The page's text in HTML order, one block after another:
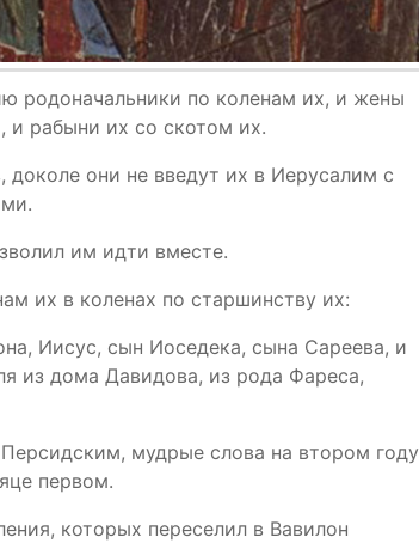
родоначальники по коленам их, и жены
и рабыни их со скотом их.
они не введут их в Иерусалим с
им идти вместе.
их в коленах по старшинству их:
Иисус, сын Иоседека, сына Сареева, и
из дома Давидова, из рода Фареса,
мудрые слова на втором году
первом.
которых переселил в Вавилон